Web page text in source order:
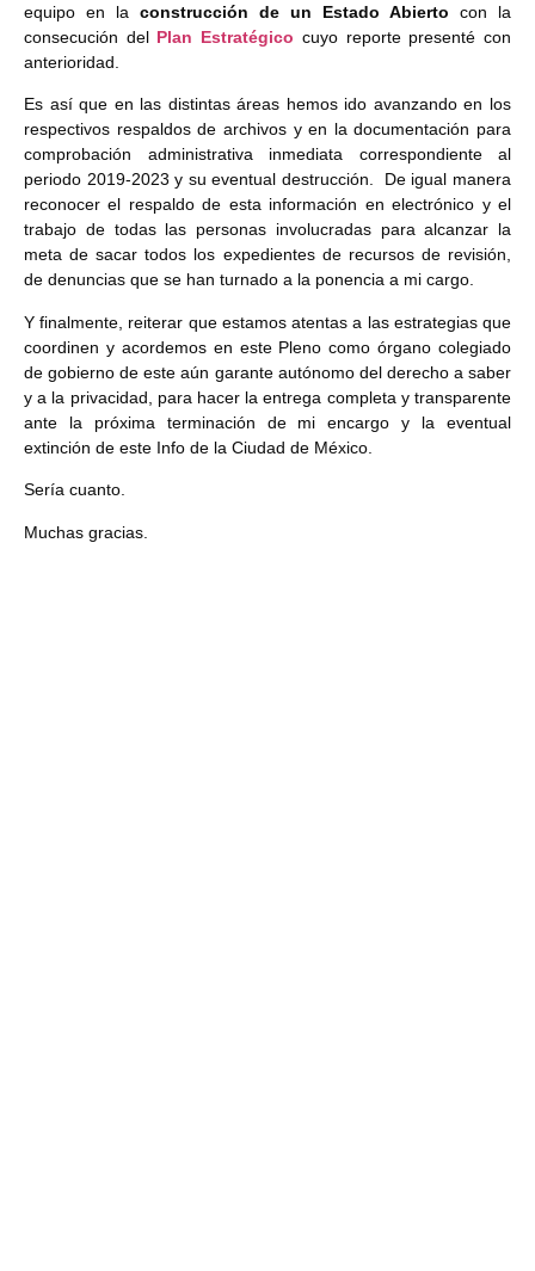
equipo en la construcción de un Estado Abierto con la
consecución del Plan Estratégico cuyo reporte presenté con
anterioridad.
Es así que en las distintas áreas hemos ido avanzando en los
respectivos respaldos de archivos y en la documentación para
comprobación administrativa inmediata correspondiente al
periodo 2019-2023 y su eventual destrucción. De igual manera
reconocer el respaldo de esta información en electrónico y el
trabajo de todas las personas involucradas para alcanzar la
meta de sacar todos los expedientes de recursos de revisión,
de denuncias que se han turnado a la ponencia a mi cargo.
Y finalmente, reiterar que estamos atentas a las estrategias que
coordinen y acordemos en este Pleno como órgano colegiado
de gobierno de este aún garante autónomo del derecho a saber
y a la privacidad, para hacer la entrega completa y transparente
ante la próxima terminación de mi encargo y la eventual
extinción de este Info de la Ciudad de México.
Sería cuanto.
Muchas gracias.